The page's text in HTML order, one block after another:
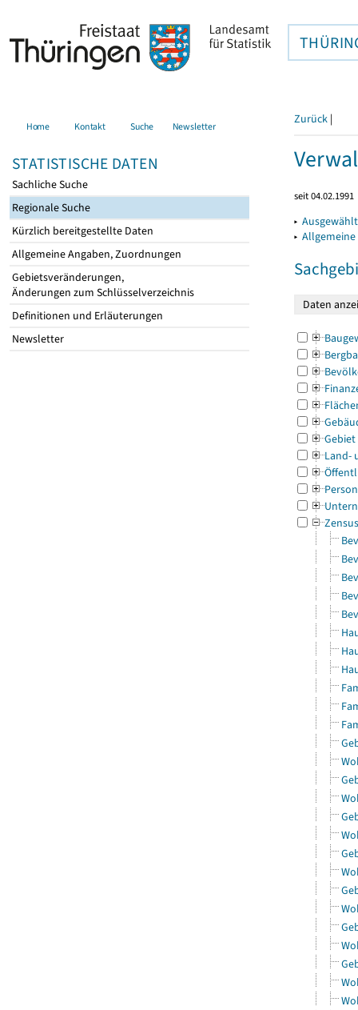
Home Kontakt Suche Newsletter
STATISTISCHE DATEN
Sachliche Suche
Regionale Suche
Kürzlich bereitgestellte Daten
Allgemeine Angaben, Zuordnungen
Gebietsveränderungen,
Änderungen zum Schlüsselverzeichnis
Definitionen und Erläuterungen
Newsletter
Zurück |
seit 04.02.1991
▸
▸
Gebiet
Land-
Zensus